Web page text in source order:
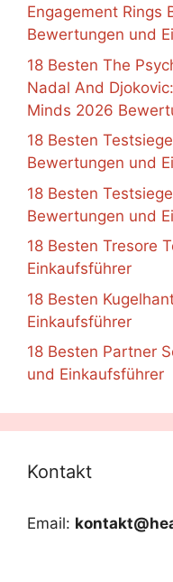
Engagement Rings
Bewertungen und
18 Besten The
Nadal And
Minds 2026
18 Besten
Bewertungen und
18 Besten
Bewertungen und
18 Besten Tresore
Einkaufsführer
18 Besten
Einkaufsführer
18 Besten Partner
und Einkaufsführer
Kontakt
Email: